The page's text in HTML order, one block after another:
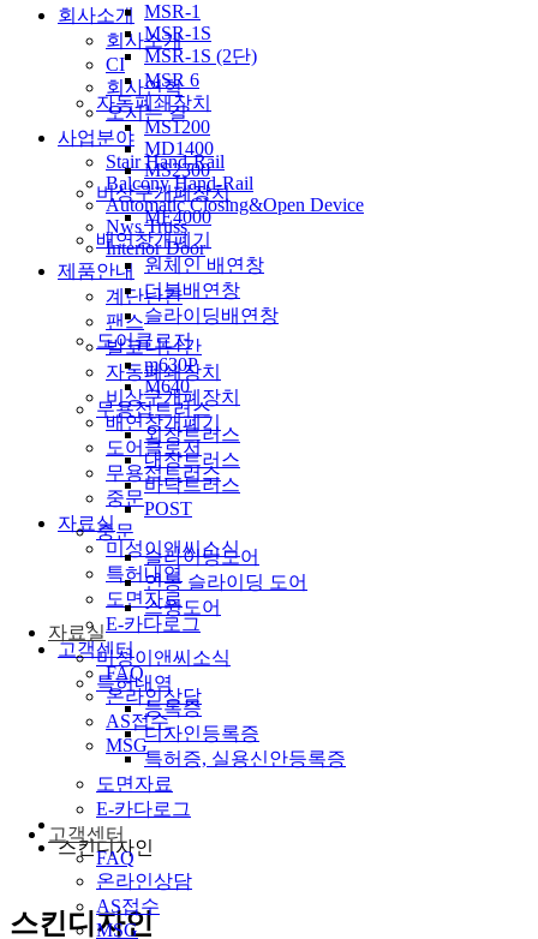
MSR-1
MSR-1S
MSR-1S (2단)
MSR 6
자동폐쇄장치
MS1200
MD1400
MS2300
비상구개폐장치
ME4000
배연창개폐기
원체인 배연창
더블배연창
슬라이딩배연창
도어클로저
m630P
M640
무용접트러스
외장트러스
내장트러스
바닥트러스
POST
중문
슬라이딩도어
연동 슬라이딩 도어
스윙도어
자료실
미성이앤씨소식
특허내역
등록증
디자인등록증
특허증, 실용신안등록증
도면자료
E-카다로그
고객센터
FAQ
온라인상담
AS접수
MSG
회사소개
회사소개
CI
회사연혁
오시는 길
사업분야
Stair Hand-Rail
Balcony Hand-Rail
Automatic Closing&Open Device
Nws Truss
Interior Door
제품안내
계단난간
팬스
발코니난간
자동폐쇄장치
비상구개폐장치
배연창개폐기
도어클로저
무용접트러스
중문
자료실
미성이앤씨소식
특허내역
도면자료
E-카다로그
고객센터
FAQ
온라인상담
AS접수
MSG
스킨디자인
스킨디자인